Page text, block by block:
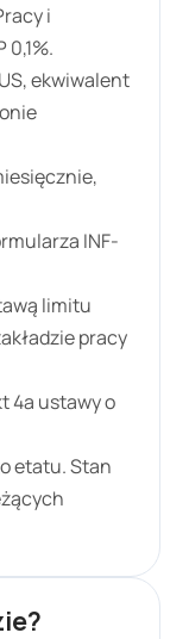
i
0,1%.
ekwiwalent
INF-
limitu
pracy
4a ustawy o
etatu. Stan